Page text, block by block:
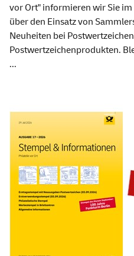
vor Ort" informieren wir Sie
über den Einsatz von
Neuheiten bei
Postwertzeichenprodukten.
...